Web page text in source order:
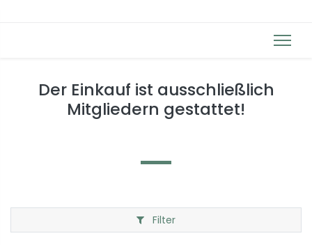
Der Einkauf ist ausschließlich
Mitgliedern gestattet!
Filter